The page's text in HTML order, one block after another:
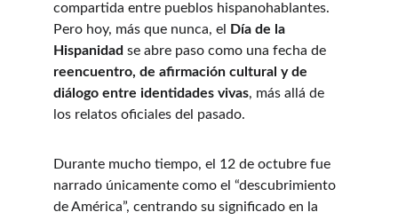
compartida entre pueblos hispanohablantes.
Pero hoy, más que nunca, el
Día de la
Hispanidad se abre paso como una fecha de
reencuentro, de afirmación cultural y de
diálogo entre identidades vivas, más allá de
los relatos oficiales del pasado.
Durante mucho tiempo, el 12 de octubre fue
narrado únicamente como el “descubrimiento
de América”, centrando su significado en la